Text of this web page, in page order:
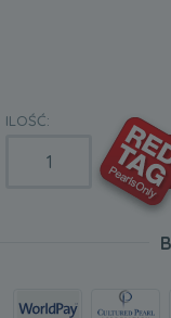
ILOŚĆ: